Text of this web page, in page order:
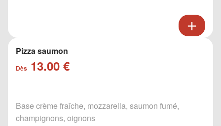
Pizza saumon
Dès 13.00 €
Base crème fraîche, mozzarella, saumon fumé,
champignons, oignons